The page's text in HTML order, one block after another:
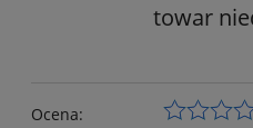
towar
Ocena: